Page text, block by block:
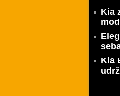
Kia
Kia